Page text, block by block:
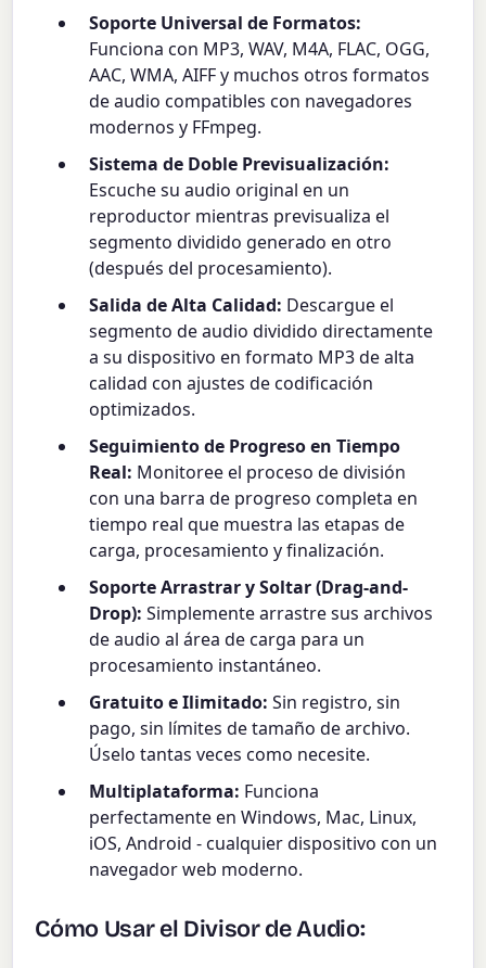
Soporte Universal de Formatos:
Funciona con MP3, WAV, M4A, FLAC, OGG,
AAC, WMA, AIFF y muchos otros formatos
de audio compatibles con navegadores
modernos y FFmpeg.
Sistema de Doble Previsualización:
Escuche su audio original en un
reproductor mientras previsualiza el
segmento dividido generado en otro
(después del procesamiento).
Salida de Alta Calidad: Descargue el
segmento de audio dividido directamente
a su dispositivo en formato MP3 de alta
calidad con ajustes de codificación
optimizados.
Seguimiento de Progreso en Tiempo
Real: Monitoree el proceso de división
con una barra de progreso completa en
tiempo real que muestra las etapas de
carga, procesamiento y finalización.
Soporte Arrastrar y Soltar (Drag-and-
Drop): Simplemente arrastre sus archivos
de audio al área de carga para un
procesamiento instantáneo.
Gratuito e Ilimitado: Sin registro, sin
pago, sin límites de tamaño de archivo.
Úselo tantas veces como necesite.
Multiplataforma: Funciona
perfectamente en Windows, Mac, Linux,
iOS, Android - cualquier dispositivo con un
navegador web moderno.
Cómo Usar el Divisor de Audio: